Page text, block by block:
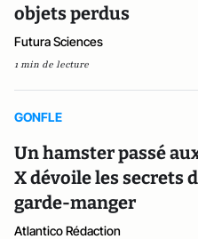
objets perdus
Futura Sciences
1 min de lecture
GONFLE
Un hamster passé
X dévoile les secrets
garde-manger
Atlantico Rédaction